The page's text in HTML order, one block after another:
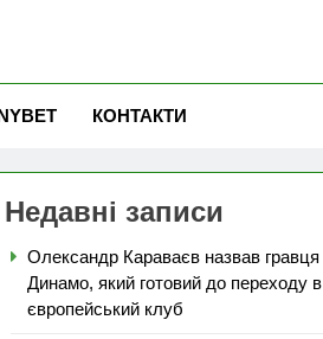
КОНТАКТИ
Недавні записи
Олександр Караваєв назвав гравця
Динамо, який готовий до переходу в
європейський клуб